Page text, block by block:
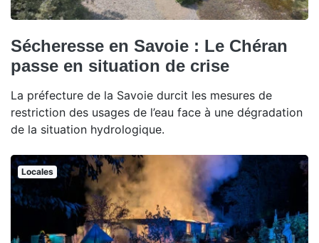
Sécheresse en Savoie : Le Chéran
passe en situation de crise
La préfecture de la Savoie durcit les mesures de
restriction des usages de l’eau face à une dégradation
de la situation hydrologique.
Locales